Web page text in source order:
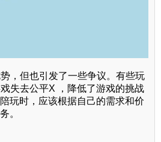
，但也引发了一些争议。有些玩
失去公平X ，降低了游戏的挑战
玩时，应该根据自己的需求和价
。